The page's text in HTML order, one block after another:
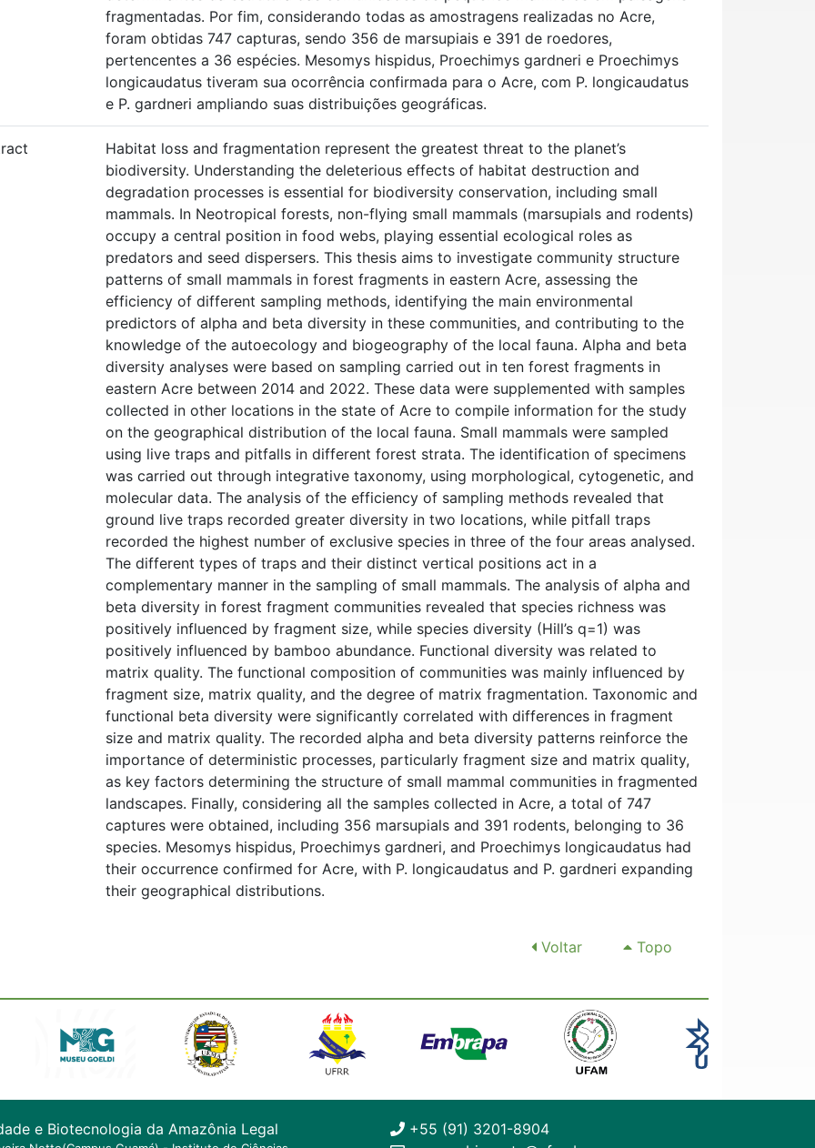
fragmentadas. Por fim, considerando todas as amostragens realizadas no Acre,
foram obtidas 747 capturas, sendo 356 de marsupiais e 391 de roedores,
pertencentes a 36 espécies. Mesomys hispidus, Proechimys gardneri e Proechimys
longicaudatus tiveram sua ocorrência confirmada para o Acre, com P. longicaudatus
e P. gardneri ampliando suas distribuições geográficas.
Habitat loss and fragmentation represent the greatest threat to the planet’s
biodiversity. Understanding the deleterious effects of habitat destruction and
degradation processes is essential for biodiversity conservation, including small
mammals. In Neotropical forests, non-flying small mammals (marsupials and rodents)
occupy a central position in food webs, playing essential ecological roles as
predators and seed dispersers. This thesis aims to investigate community structure
patterns of small mammals in forest fragments in eastern Acre, assessing the
efficiency of different sampling methods, identifying the main environmental
predictors of alpha and beta diversity in these communities, and contributing to the
knowledge of the autoecology and biogeography of the local fauna. Alpha and beta
diversity analyses were based on sampling carried out in ten forest fragments in
eastern Acre between 2014 and 2022. These data were supplemented with samples
collected in other locations in the state of Acre to compile information for the study
on the geographical distribution of the local fauna. Small mammals were sampled
using live traps and pitfalls in different forest strata. The identification of specimens
was carried out through integrative taxonomy, using morphological, cytogenetic, and
molecular data. The analysis of the efficiency of sampling methods revealed that
ground live traps recorded greater diversity in two locations, while pitfall traps
recorded the highest number of exclusive species in three of the four areas analysed.
The different types of traps and their distinct vertical positions act in a
complementary manner in the sampling of small mammals. The analysis of alpha and
beta diversity in forest fragment communities revealed that species richness was
positively influenced by fragment size, while species diversity (Hill’s q=1) was
positively influenced by bamboo abundance. Functional diversity was related to
matrix quality. The functional composition of communities was mainly influenced by
fragment size, matrix quality, and the degree of matrix fragmentation. Taxonomic and
functional beta diversity were significantly correlated with differences in fragment
size and matrix quality. The recorded alpha and beta diversity patterns reinforce the
importance of deterministic processes, particularly fragment size and matrix quality,
as key factors determining the structure of small mammal communities in fragmented
landscapes. Finally, considering all the samples collected in Acre, a total of 747
captures were obtained, including 356 marsupials and 391 rodents, belonging to 36
species. Mesomys hispidus, Proechimys gardneri, and Proechimys longicaudatus had
their occurrence confirmed for Acre, with P. longicaudatus and P. gardneri expanding
their geographical distributions.
Voltar Topo
e Biotecnologia da Amazônia Legal
+55 (91) 3201-8904